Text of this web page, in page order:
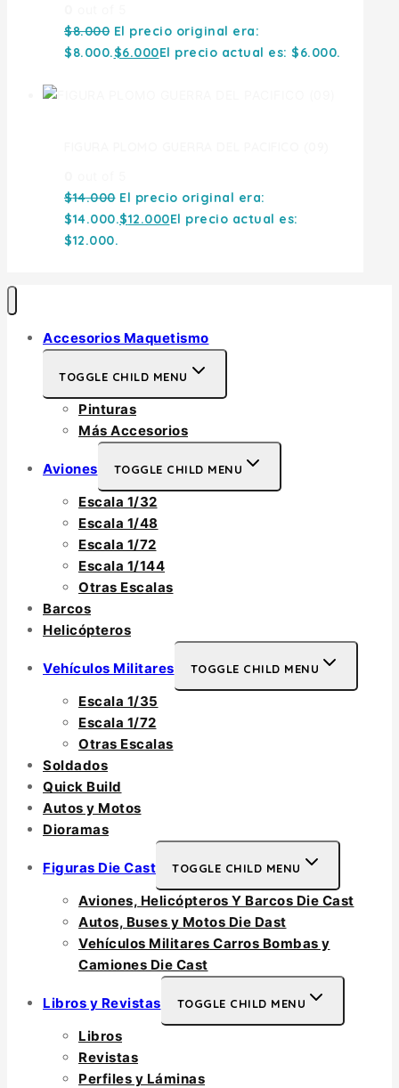
$8.000 El precio original era:
$8.000.$6.000El precio actual es: $6.000.
$14.000 El precio original era:
$14.000.$12.000El precio actual es:
$12.000.
Accesorios Maquetismo
TOGGLE CHILD MENU
Pinturas
Más Accesorios
Aviones TOGGLE CHILD MENU
Escala 1/32
Escala 1/48
Escala 1/72
Escala 1/144
Otras Escalas
Barcos
Helicópteros
Vehículos Militares TOGGLE CHILD MENU
Escala 1/35
Escala 1/72
Otras Escalas
Soldados
Quick Build
Autos y Motos
Dioramas
Figuras Die Cast TOGGLE CHILD MENU
Aviones, Helicópteros Y Barcos Die Cast
Autos, Buses y Motos Die Dast
Vehículos Militares Carros Bombas y
Camiones Die Cast
Libros y Revistas TOGGLE CHILD MENU
Libros
Revistas
Perfiles y Láminas